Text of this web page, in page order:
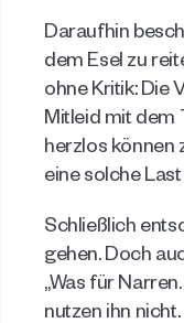
Daraufhin
dem Esel zu
ohne Kritik: Die
Mitleid mit dem
herzlos können
eine solche
Schließlich
gehen. Doch
„Was für
nutzen ihn nicht.